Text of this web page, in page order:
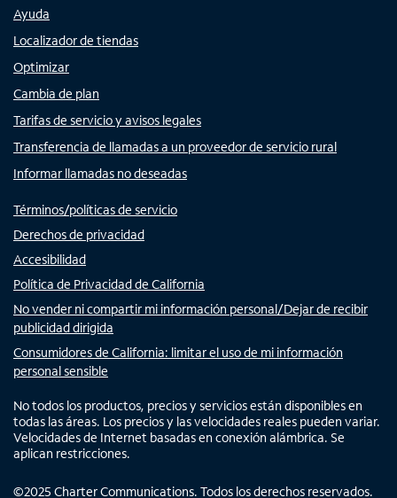
Ayuda
Localizador de tiendas
Optimizar
Cambia de plan
Tarifas de servicio y avisos legales
Transferencia de llamadas a un proveedor de servicio rural
Informar llamadas no deseadas
Términos/políticas de servicio
Derechos de privacidad
Accesibilidad
Política de Privacidad de California
No vender ni compartir mi información personal/Dejar de recibir
publicidad dirigida
Consumidores de California: limitar el uso de mi información
personal sensible
No todos los productos, precios y servicios están disponibles en
todas las áreas. Los precios y las velocidades reales pueden variar.
Velocidades de Internet basadas en conexión alámbrica. Se
aplican restricciones.
©2025 Charter Communications. Todos los derechos reservados.